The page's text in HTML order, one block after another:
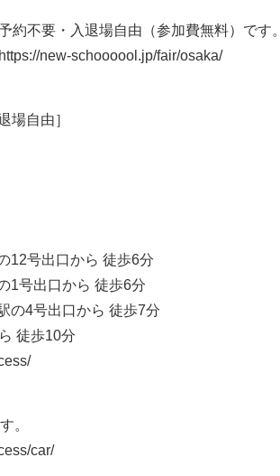
約不要・入退場自由（参加費無料）です。
https://new-schoooool.jp/fair/osaka/
場自由］
12号出口から 徒歩6分
1号出口から 徒歩6分
の4号出口から 徒歩7分
徒歩10分
。
car/